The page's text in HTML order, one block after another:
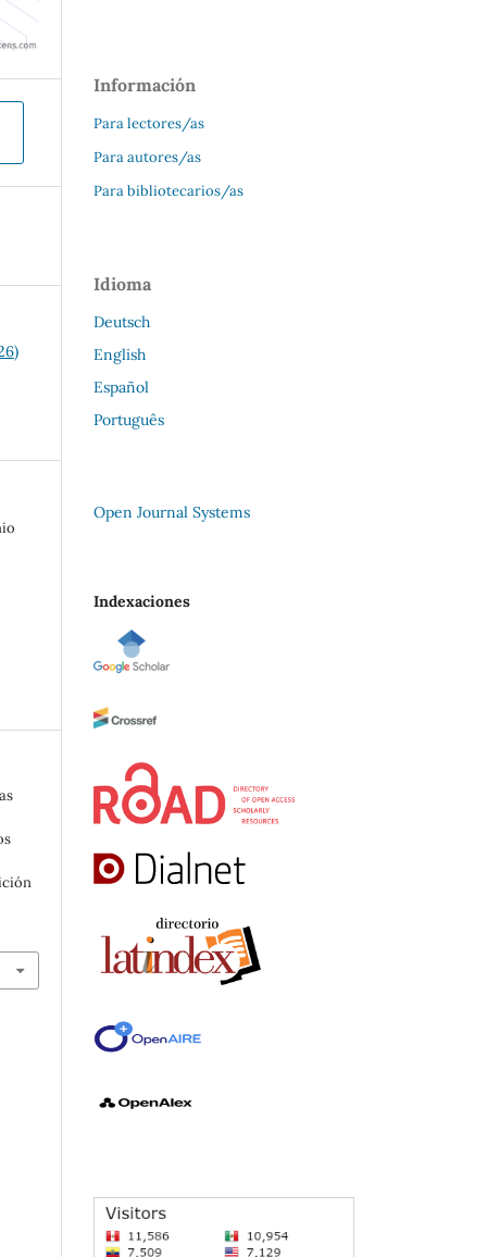
Información
Para lectores/as
Para autores/as
Para bibliotecarios/as
Idioma
Deutsch
English
Español
Português
Open Journal Systems
Indexaciones